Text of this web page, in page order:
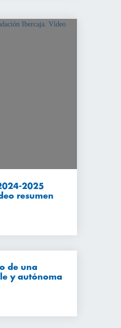
2025
resumen
de una
y autónoma